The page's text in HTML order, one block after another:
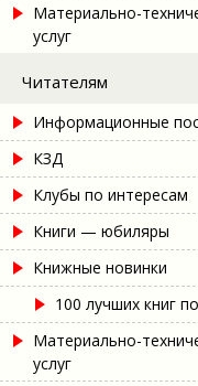
Материально-
услуг
Читателям
Информационные
КЗД
Клубы по интересам
Книги — юбиляры
Книжные новинки
100 лучших книг
Материально-
услуг